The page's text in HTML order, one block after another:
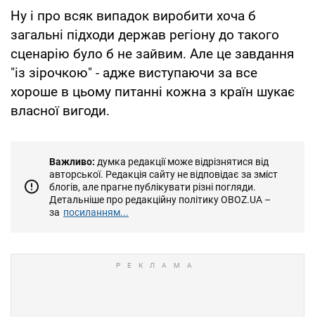
Ну і про всяк випадок виробити хоча б
загальні підходи держав регіону до такого
сценарію було б не зайвим. Але це завдання
"із зірочкою" - адже виступаючи за все
хороше в цьому питанні кожна з країн шукає
власної вигоди.
Важливо: думка редакції може відрізнятися від
авторської. Редакція сайту не відповідає за зміст
блогів, але прагне публікувати різні погляди.
Детальніше про редакційну політику OBOZ.UA –
за посиланням...